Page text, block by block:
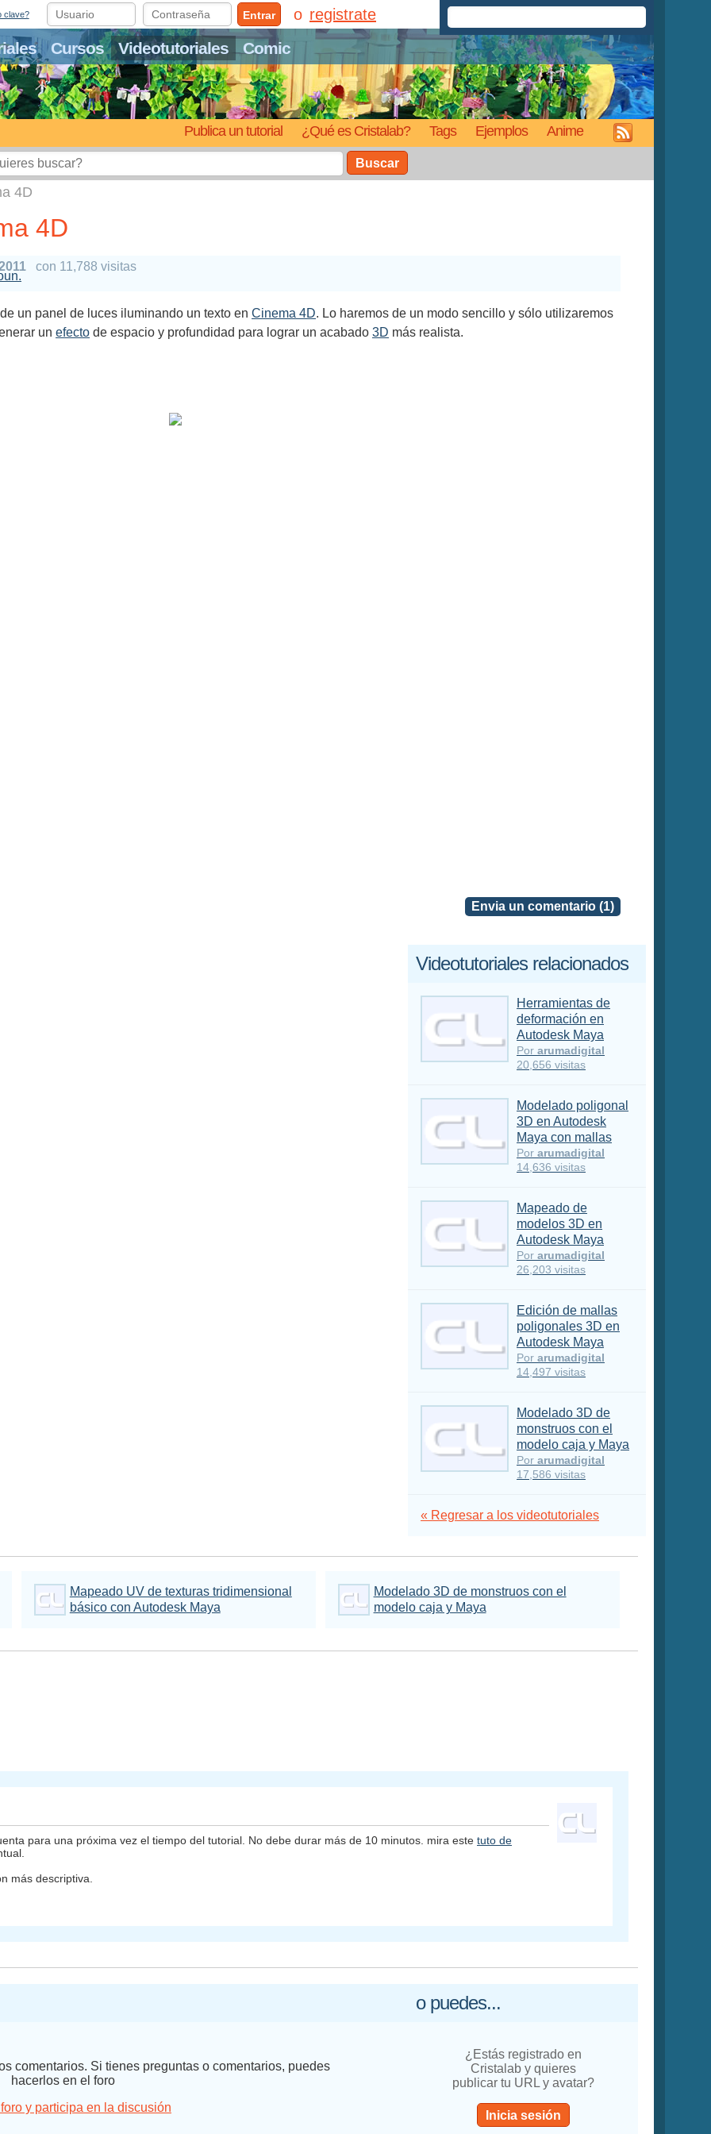
Cursos Videotutoriales Comic
Publica un tutorial ¿Qué es Cristalab? Tags Ejemplos Anime
clave? Entrar registrate
Buscar
4D
4D
con 11,788 visitas
un panel de luces iluminando un texto en Cinema 4D. Lo haremos de un modo sencillo y sólo utilizaremos
un efecto de espacio y profundidad para lograr un acabado 3D más realista.
Envia un comentario (1)
Videotutoriales relacionados
Herramientas de
deformación en
Autodesk Maya
Por arumadigital
20,656 visitas
Modelado poligonal
3D en Autodesk
Maya con mallas
Por arumadigital
14,636 visitas
Mapeado de
modelos 3D en
Autodesk Maya
Por arumadigital
26,203 visitas
Edición de mallas
poligonales 3D en
Autodesk Maya
Por arumadigital
14,497 visitas
Modelado 3D de
monstruos con el
modelo caja y Maya
Por arumadigital
17,586 visitas
« Regresar a los videotutoriales
Mapeado UV de texturas tridimensional
básico con Autodesk Maya
Modelado 3D de monstruos con el
modelo caja y Maya
para una próxima vez el tiempo del tutorial. No debe durar más de 10 minutos. mira este tuto de
más descriptiva.
comentarios. Si tienes preguntas o comentarios, puedes
hacerlos en el foro
y participa en la discusión
o puedes...
¿Estás registrado en
Cristalab y quieres
publicar tu URL y avatar?
Inicia sesión